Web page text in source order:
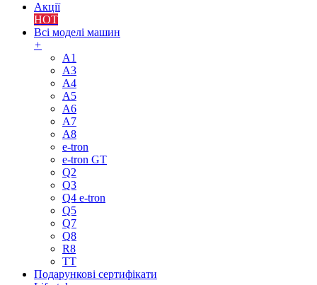
Акції
HOT
Всі моделі машин
+
A1
A3
A4
A5
A6
A7
A8
e-tron
e-tron GT
Q2
Q3
Q4 e-tron
Q5
Q7
Q8
R8
TT
Подарункові сертифікати